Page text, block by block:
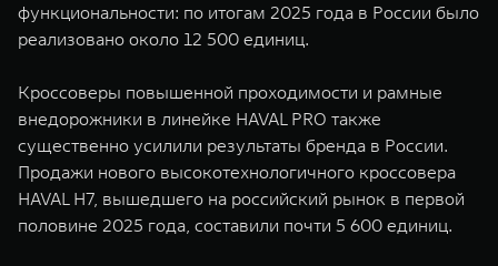
функциональности: по итогам 2025 года в России было
реализовано около 12 500 единиц.
Кроссоверы повышенной проходимости и рамные
внедорожники в линейке HAVAL PRO также
существенно усилили результаты бренда в России.
Продажи нового высокотехнологичного кроссовера
HAVAL H7, вышедшего на российский рынок в первой
половине 2025 года, составили почти 5 600 единиц.